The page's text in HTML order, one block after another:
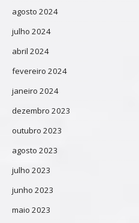
agosto 2024
julho 2024
abril 2024
fevereiro 2024
janeiro 2024
dezembro 2023
outubro 2023
agosto 2023
julho 2023
junho 2023
maio 2023